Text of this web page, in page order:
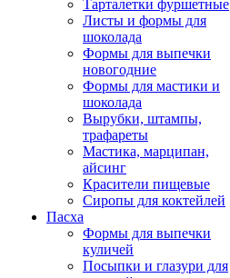
Тарталетки фуршетные
Листы и формы для
шоколада
Формы для выпечки
новогодние
Формы для мастики и
шоколада
Вырубки, штампы,
трафареты
Мастика, марципан,
айсинг
Красители пищевые
Сиропы для коктейлей
Пасха
Формы для выпечки
куличей
Посыпки и глазури для